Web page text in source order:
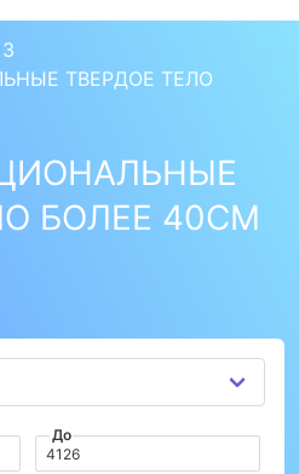
ТВЕРДОЕ ТЕЛО
БОЛЕЕ 40СМ
До